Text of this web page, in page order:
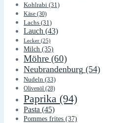
Kohlrabi (31)
Käse (30)
Lachs (31)
Lauch (43)
Lecker (25)
Milch (35)
Möhre (60)
Neubrandenburg (54)
Nudeln (33)
Olivenöl (28)
Paprika (94)
Pasta (45)
Pommes frites (37)